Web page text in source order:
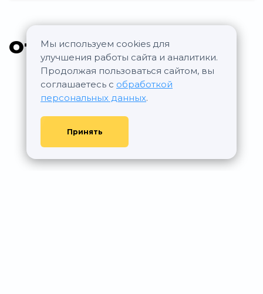
Мы используем cookies для
улучшения работы сайта и аналитики.
Продолжая пользоваться сайтом, вы
соглашаетесь с обработкой
персональных данных.
Принять
Отзывы КИТ